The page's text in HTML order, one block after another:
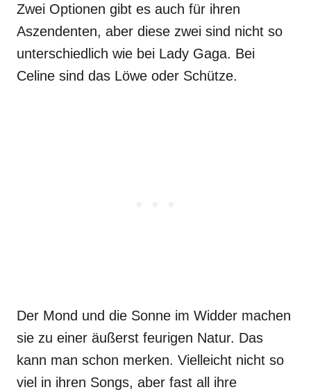
Zwei Optionen gibt es auch für ihren
Aszendenten, aber diese zwei sind nicht so
unterschiedlich wie bei Lady Gaga. Bei
Celine sind das Löwe oder Schütze.
Der Mond und die Sonne im Widder machen
sie zu einer äußerst feurigen Natur. Das
kann man schon merken. Vielleicht nicht so
viel in ihren Songs, aber fast all ihre